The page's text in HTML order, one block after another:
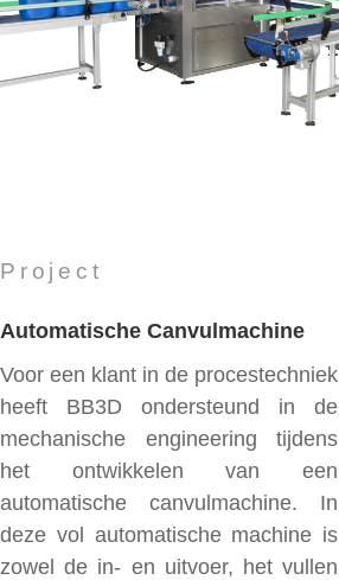
Project
Automatische Canvulmachine
Voor een klant in de procestechniek
heeft BB3D ondersteund in de
mechanische engineering tijdens
het ontwikkelen van een
automatische canvulmachine. In
deze vol automatische machine is
zowel de in- en uitvoer, het vullen